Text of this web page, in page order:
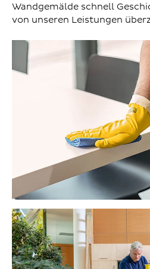
Wandgemälde schnell
von unseren Leistungen